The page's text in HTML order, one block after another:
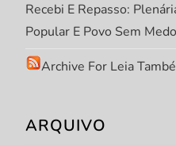
Recebi E Repasso:
Popular E Povo Sem Medo
Archive For Leia
ARQUIVO